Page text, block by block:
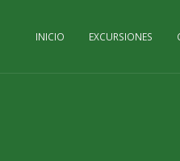
INICIO EXCURSIONES